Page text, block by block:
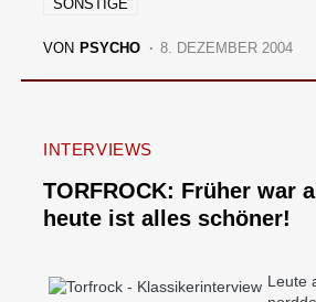
SONSTIGE
VON PSYCHO 8. DEZEMBER 2004
INTERVIEWS
TORFROCK: Früher war
heute ist alles schöner!
Leute